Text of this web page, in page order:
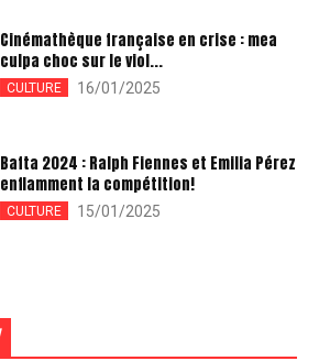
Cinémathèque française en crise : mea
culpa choc sur le viol...
CULTURE 16/01/2025
Bafta 2024 : Ralph Fiennes et Emilia Pérez
enflamment la compétition!
CULTURE 15/01/2025